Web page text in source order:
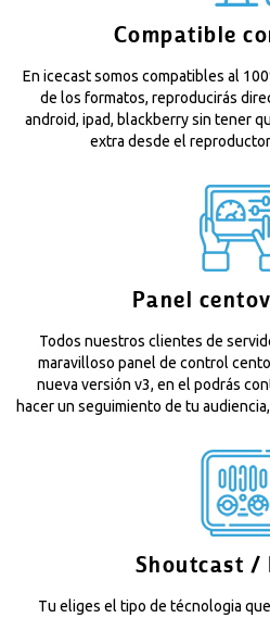
Compatible
En icecast somos compatibles al
de los formatos, reproducirás
android, ipad, blackberry sin tener
extra desde el
Panel
Todos nuestros clientes de
maravilloso panel de control
nueva versión v3, en el podrás
hacer un seguimiento de tu
Shoutcast /
Tu eliges el tipo de técnologia